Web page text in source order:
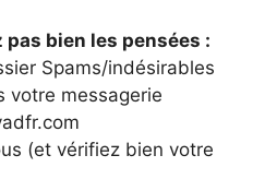
pas bien les pensées :
Spams/indésirables
votre messagerie
(et vérifiez bien votre